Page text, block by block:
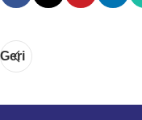
Geri